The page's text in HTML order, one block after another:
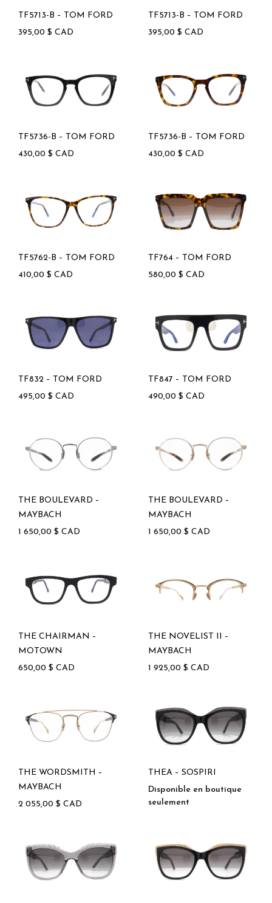
TF5713-B – TOM FORD
395,00 $ CAD
TF5713-B – TOM FORD
395,00 $ CAD
TF5736-B – TOM FORD
430,00 $ CAD
TF5736-B – TOM FORD
430,00 $ CAD
TF5762-B – TOM FORD
410,00 $ CAD
TF764 – TOM FORD
580,00 $ CAD
TF832 – TOM FORD
495,00 $ CAD
TF847 – TOM FORD
490,00 $ CAD
THE BOULEVARD –
MAYBACH
1 650,00 $ CAD
THE BOULEVARD –
MAYBACH
1 650,00 $ CAD
THE CHAIRMAN –
MOTOWN
650,00 $ CAD
THE NOVELIST II –
MAYBACH
1 925,00 $ CAD
THE WORDSMITH –
MAYBACH
2 055,00 $ CAD
THEA – SOSPIRI
Disponible en boutique
seulement